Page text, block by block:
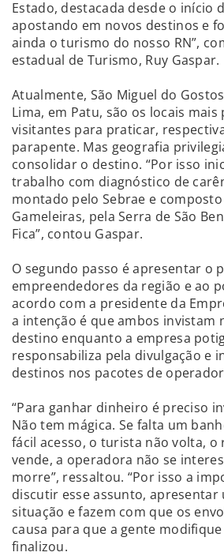
Estado, destacada desde o início
apostando em novos destinos e
ainda o turismo do nosso RN”,
estadual de Turismo, Ruy Gaspar.
Atualmente, São Miguel do
Lima, em Patu, são os locais
visitantes para praticar,
parapente. Mas geografia
consolidar o destino. “Por isso
trabalho com diagnóstico de
montado pelo Sebrae e
Gameleiras, pela Serra de São
Fica”, contou Gaspar.
O segundo passo é apresentar o
empreendedores da região e ao
acordo com a presidente da
a intenção é que ambos invistam
destino enquanto a empresa
responsabiliza pela divulgação e
destinos nos pacotes de
“Para ganhar dinheiro é preciso
Não tem mágica. Se falta um
fácil acesso, o turista não volta, o
vende, a operadora não se
morre”, ressaltou. “Por isso a
discutir esse assunto, apresentar
situação e fazem com que os
causa para que a gente modifique
finalizou.